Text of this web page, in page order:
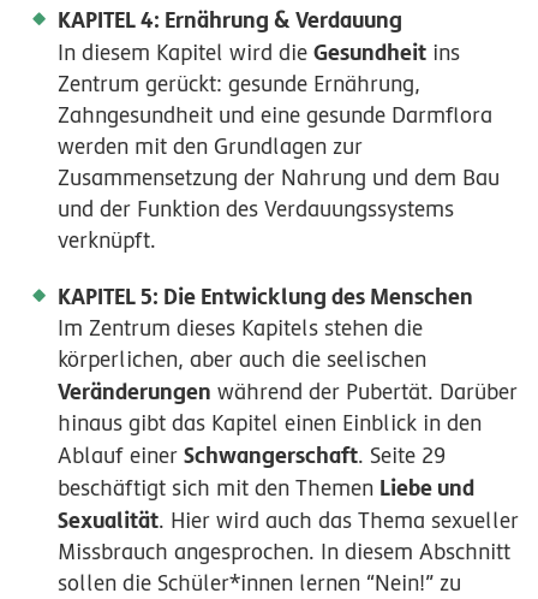
KAPITEL 4: Ernährung & Verdauung
In diesem Kapitel wird die Gesundheit ins
Zentrum gerückt: gesunde Ernährung,
Zahngesundheit und eine gesunde Darmflora
werden mit den Grundlagen zur
Zusammensetzung der Nahrung und dem Bau
und der Funktion des Verdauungssystems
verknüpft.
KAPITEL 5: Die Entwicklung des Menschen
Im Zentrum dieses Kapitels stehen die
körperlichen, aber auch die seelischen
Veränderungen während der Pubertät. Darüber
hinaus gibt das Kapitel einen Einblick in den
Ablauf einer Schwangerschaft. Seite 29
beschäftigt sich mit den Themen Liebe und
Sexualität. Hier wird auch das Thema sexueller
Missbrauch angesprochen. In diesem Abschnitt
sollen die Schüler*innen lernen “Nein!” zu